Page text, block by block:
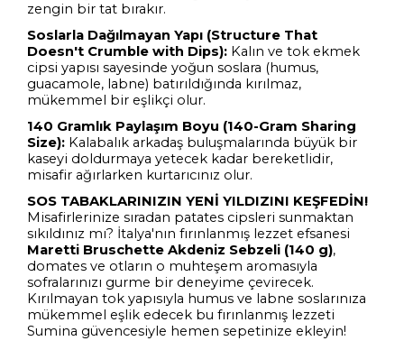
zengin bir tat bırakır.
Soslarla Dağılmayan Yapı (Structure That
Doesn't Crumble with Dips): Kalın ve tok ekmek
cipsi yapısı sayesinde yoğun soslara (humus,
guacamole, labne) batırıldığında kırılmaz,
mükemmel bir eşlikçi olur.
140 Gramlık Paylaşım Boyu (140-Gram Sharing
Size): Kalabalık arkadaş buluşmalarında büyük bir
kaseyi doldurmaya yetecek kadar bereketlidir,
misafir ağırlarken kurtarıcınız olur.
SOS TABAKLARINIZIN YENİ YILDIZINI KEŞFEDİN!
Misafirlerinize sıradan patates cipsleri sunmaktan
sıkıldınız mı? İtalya'nın fırınlanmış lezzet efsanesi
Maretti Bruschette Akdeniz Sebzeli (140 g),
domates ve otların o muhteşem aromasıyla
sofralarınızı gurme bir deneyime çevirecek.
Kırılmayan tok yapısıyla humus ve labne soslarınıza
mükemmel eşlik edecek bu fırınlanmış lezzeti
Sumina güvencesiyle hemen sepetinize ekleyin!